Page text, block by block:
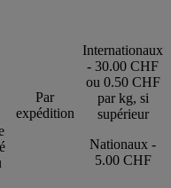
Par
expédition
Internationaux
- 30.00 CHF
ou 0.50 CHF
par kg, si
supérieur
Nationaux -
5.00 CHF